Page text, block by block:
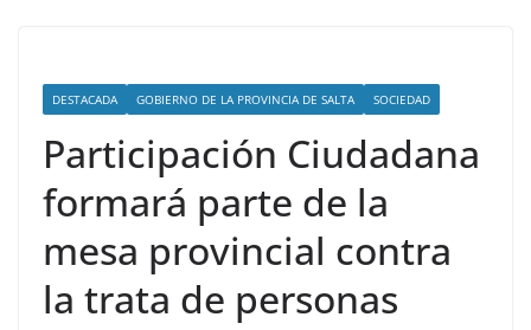
DESTACADA GOBIERNO DE LA PROVINCIA DE SALTA SOCIEDAD
Participación Ciudadana
formará parte de la
mesa provincial contra
la trata de personas